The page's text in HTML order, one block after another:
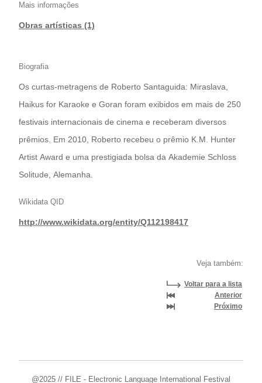
Mais informações
Obras artísticas (1)
Biografia
Os curtas-metragens de Roberto Santaguida: Miraslava,
Haikus for Karaoke e Goran foram exibidos em mais de 250
festivais internacionais de cinema e receberam diversos
prêmios. Em 2010, Roberto recebeu o prêmio K.M. Hunter
Artist Award e uma prestigiada bolsa da Akademie Schloss
Solitude, Alemanha.
Wikidata QID
http://www.wikidata.org/entity/Q112198417
Veja também:
Voltar para a lista
Anterior
Próximo
@2025 // FILE - Electronic Language International Festival